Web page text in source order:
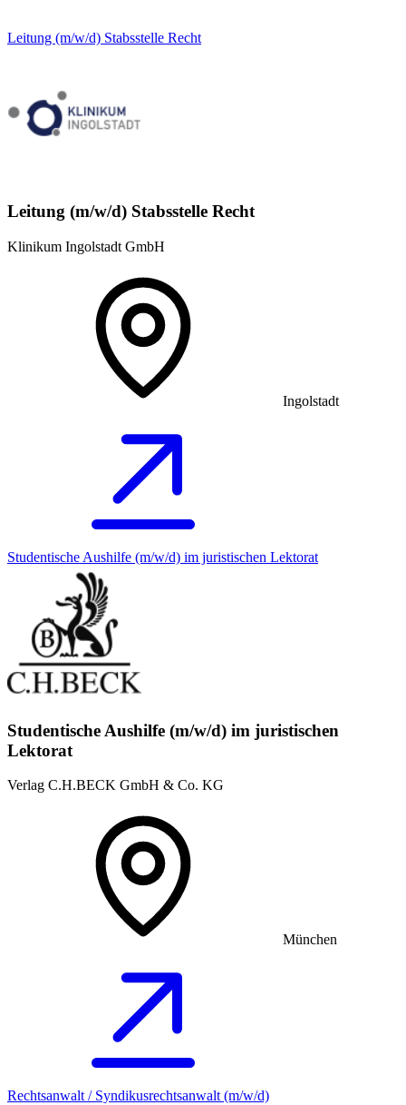
Leitung (m/w/d) Stabsstelle Recht
Leitung (m/w/d) Stabsstelle Recht
Klinikum Ingolstadt GmbH
Ingolstadt
Studentische Aushilfe (m/w/d) im juristischen Lektorat
Studentische Aushilfe (m/w/d) im juristischen
Lektorat
Verlag C.H.BECK GmbH & Co. KG
München
Rechtsanwalt / Syndikusrechtsanwalt (m/w/d)